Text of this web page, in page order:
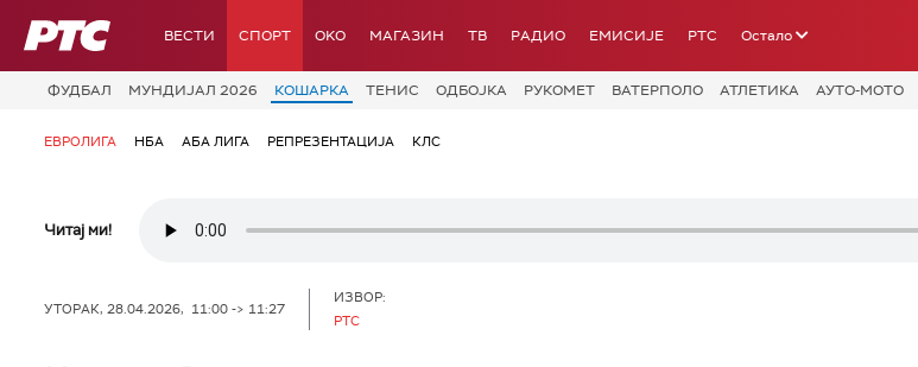
РТС ВЕСТИ СПОРТ OKO МАГАЗИН ТВ РАДИО ЕМИСИЈЕ РТС Остало
ФУДБАЛ МУНДИЈАЛ 2026 КОШАРКА ТЕНИС ОДБОЈКА РУКОМЕТ ВАТЕРПОЛО АТЛЕТИКА АУТО-МОТО
ЕВРОЛИГА НБА АБА ЛИГА РЕПРЕЗЕНТАЦИЈА КЛС
Читај ми!
УТОРАК, 28.04.2026, 11:00 -> 11:27
ИЗВОР:
РТС